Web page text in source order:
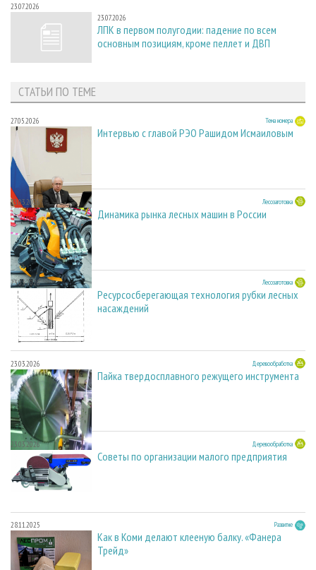
23.07.2026
23.07.2026
ЛПК в первом полугодии: падение по всем
основным позициям, кроме пеллет и ДВП
СТАТЬИ ПО ТЕМЕ
27.05.2026 Тема номера
Интервью с главой РЭО Рашидом Исмаиловым
23.03.2026 Лесозаготовка
Динамика рынка лесных машин в России
23.03.2026 Лесозаготовка
Ресурсосберегающая технология рубки лесных
насаждений
23.03.2026 Деревообработка
Пайка твердосплавного режущего инструмента
23.03.2026 Деревообработка
Советы по организации малого предприятия
28.11.2025 Развитие
Как в Коми делают клееную балку. «Фанера
Трейд»